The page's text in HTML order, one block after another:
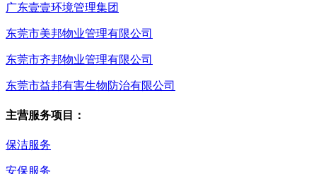
广东壹壹环境管理集团
东莞市美邦物业管理有限公司
东莞市齐邦物业管理有限公司
东莞市益邦有害生物防治有限公司
主营服务项目：
保洁服务
安保服务